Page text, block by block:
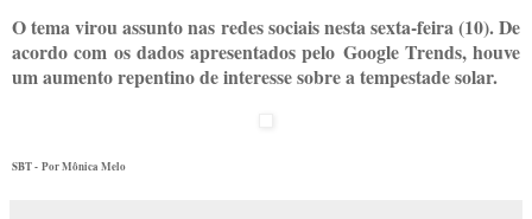
O tema virou assunto nas redes sociais nesta sexta-feira (10). De
acordo com os dados apresentados pelo Google Trends, houve
um aumento repentino de interesse sobre a tempestade solar.
SBT - Por Mônica Melo